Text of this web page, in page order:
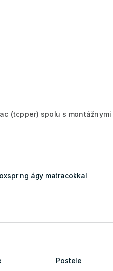
(topper) spolu s montážnymi
ágy matracokkal
Postele